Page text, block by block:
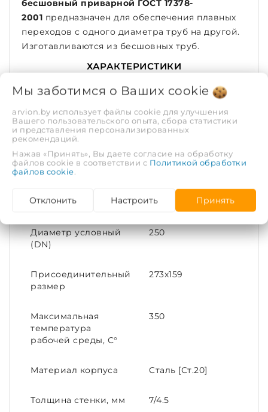
бесшовный приварной ГОСТ 17378-
2001 предназначен для обеспечения плавных
переходов с одного диаметра труб на другой.
Изготавливаются из бесшовных труб.
ХАРАКТЕРИСТИКИ
Рабочее давление,
МПа
4
Покрытие
Тип соединения Под приварку
Диаметр условный
(DN)
250
Присоединительный
размер
273х159
Максимальная
температура
рабочей среды, С°
350
Материал корпуса Cталь [Ст.20]
Толщина стенки, мм 7/4.5
Мы заботимся о Ваших cookie
arvion.by использует файлы cookie для улучшения
Вашего пользовательского опыта, сбора статистики
и представления персонализированных
рекомендаций.
Нажав «Принять», Вы даете согласие на обработку
файлов cookie в соответствии с Политикой обработки
файлов cookie.
Отклонить Настроить Принять